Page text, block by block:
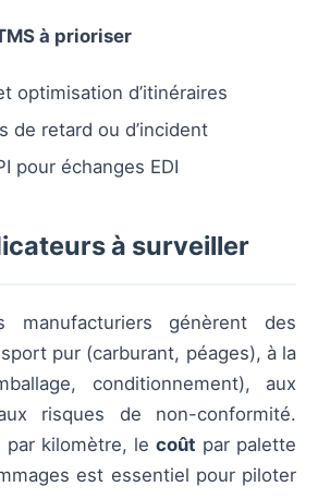
à prioriser
optimisation d’itinéraires
de retard ou d’incident
pour échanges EDI
à surveiller
manufacturiers génèrent des
pur (carburant, péages), à la
conditionnement), aux
risques de non-conformité.
par kilomètre, le coût par palette
est essentiel pour piloter